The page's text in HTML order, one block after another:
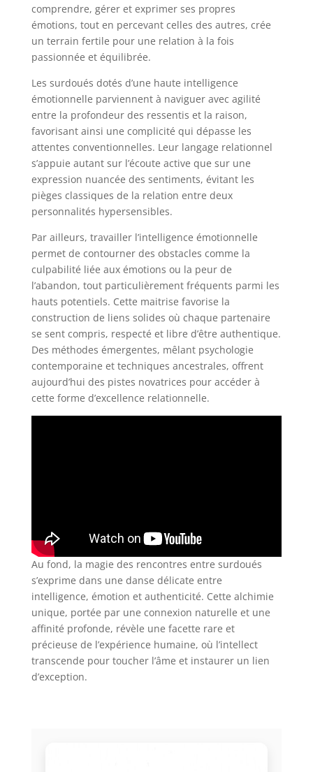
comprendre, gérer et exprimer ses propres
émotions, tout en percevant celles des autres, crée
un terrain fertile pour une relation à la fois
passionnée et équilibrée.
Les surdoués dotés d’une haute intelligence
émotionnelle parviennent à naviguer avec agilité
entre la profondeur des ressentis et la raison,
favorisant ainsi une complicité qui dépasse les
attentes conventionnelles. Leur langage relationnel
s’appuie autant sur l’écoute active que sur une
expression nuancée des sentiments, évitant les
pièges classiques de la relation entre deux
personnalités hypersensibles.
Par ailleurs, travailler l’intelligence émotionnelle
permet de contourner des obstacles comme la
culpabilité liée aux émotions ou la peur de
l’abandon, tout particulièrement fréquents parmi les
hauts potentiels. Cette maitrise favorise la
construction de liens solides où chaque partenaire
se sent compris, respecté et libre d’être authentique.
Des méthodes émergentes, mêlant psychologie
contemporaine et techniques ancestrales, offrent
aujourd’hui des pistes novatrices pour accéder à
cette forme d’excellence relationnelle.
Au fond, la magie des rencontres entre surdoués
s’exprime dans une danse délicate entre
intelligence, émotion et authenticité. Cette alchimie
unique, portée par une connexion naturelle et une
affinité profonde, révèle une facette rare et
précieuse de l’expérience humaine, où l’intellect
transcende pour toucher l’âme et instaurer un lien
d’exception.